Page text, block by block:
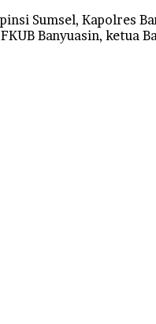
Sumsel, Kapolres
Banyuasin, ketua